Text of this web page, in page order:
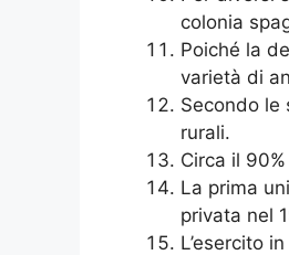
colonia
Poiché la
varietà di
Secondo le
rurali.
Circa il
La prima
privata nel
L’esercito